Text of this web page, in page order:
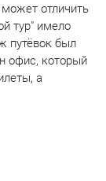
отличить
тур" имело
путёвок был
офис, который
а